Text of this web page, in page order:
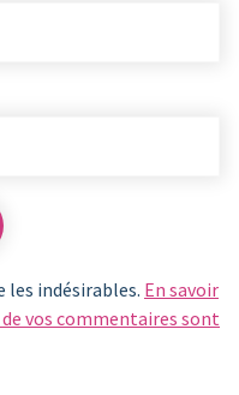
les indésirables. En savoir
vos commentaires sont